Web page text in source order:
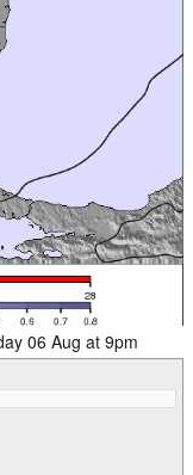
06 Aug at 9pm